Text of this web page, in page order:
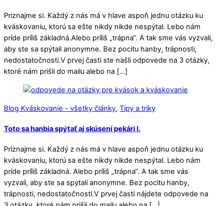
Priznajme si. Každý z nás má v hlave aspoň jednu otázku ku
kváskovaniu, ktorú sa ešte nikdy nikde nespýtal. Lebo nám
príde príliš základná.Alebo príliš „trápna“. A tak sme vás vyzvali,
aby ste sa spýtali anonymne. Bez pocitu hanby, trápnosti,
nedostatočnosti.V prvej časti ste našli odpovede na 3 otázky,
ktoré nám prišli do mailu alebo na […]
Blog Kváskovanie - všetky články, Tipy a triky
Toto sa hanbia spýtať aj skúsení pekári I.
Priznajme si. Každý z nás má v hlave aspoň jednu otázku ku
kváskovaniu, ktorú sa ešte nikdy nikde nespýtal. Lebo nám
príde príliš základná. Alebo príliš „trápna“. A tak sme vás
vyzvali, aby ste sa spýtali anonymne. Bez pocitu hanby,
trápnosti, nedostatočnosti.V prvej časti nájdete odpovede na